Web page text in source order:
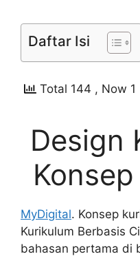
Daftar Isi
Total 144 , Now 1
Design
MyDigital. Konsep
Kurikulum Berbasis
bahasan pertama di